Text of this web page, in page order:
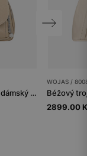
Béžový kožený dámský batoh se stříbrným přívěskem
WOJAS /
2899.00